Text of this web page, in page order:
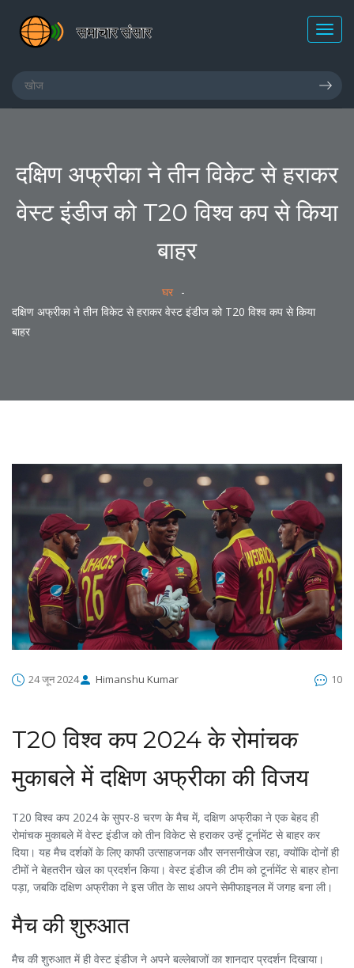
दक्षिण अफ्रीका ने तीन विकेट से हराकर
वेस्ट इंडीज को T20 विश्व कप से किया
बाहर
घर
दक्षिण अफ्रीका ने तीन विकेट से हराकर वेस्ट इंडीज को T20 विश्व कप से किया
बाहर
24 जून 2024 Himanshu Kumar 10
T20 विश्व कप 2024 के रोमांचक
मुकाबले में दक्षिण अफ्रीका की विजय
T20 विश्व कप 2024 के सुपर-8 चरण के मैच में, दक्षिण अफ्रीका ने एक बेहद ही
रोमांचक मुकाबले में वेस्ट इंडीज को तीन विकेट से हराकर उन्हें टूर्नामेंट से बाहर कर
दिया। यह मैच दर्शकों के लिए काफी उत्साहजनक और सनसनीखेज रहा, क्योंकि दोनों ही
टीमों ने बेहतरीन खेल का प्रदर्शन किया। वेस्ट इंडीज की टीम को टूर्नामेंट से बाहर होना
पड़ा, जबकि दक्षिण अफ्रीका ने इस जीत के साथ अपने सेमीफाइनल में जगह बना ली।
मैच की शुरुआत
मैच की शुरुआत में ही वेस्ट इंडीज ने अपने बल्लेबाजों का शानदार प्रदर्शन दिखाया।